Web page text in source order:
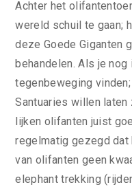
Achter het
wereld schuil te gaan;
deze Goede Giganten
behandelen. Als je
tegenbeweging
Santuaries willen laten
lijken olifanten juist
regelmatig gezegd dat
van olifanten geen
elephant trekking